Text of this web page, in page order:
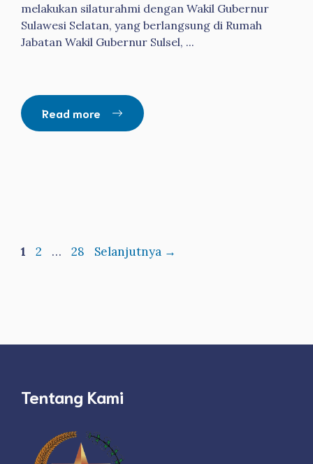
melakukan silaturahmi dengan Wakil Gubernur
Sulawesi Selatan, yang berlangsung di Rumah
Jabatan Wakil Gubernur Sulsel, ...
Read more
Halaman
1 Halaman
2 … Halaman
28 Selanjutnya →
Tentang Kami